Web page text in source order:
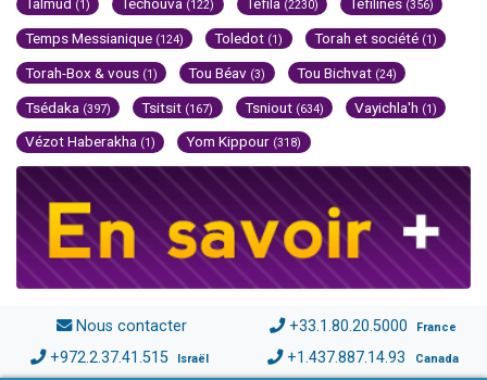
(1) (122) (2230) (356)
Temps Messianique (124) Toledot (1) Torah et société (1)
Torah-Box & vous (1) Tou Béav (3) Tou Bichvat (24)
Tsédaka (397) Tsitsit (167) Tsniout (634) Vayichla'h (1)
Vézot Haberakha (1) Yom Kippour (318)
Nous contacter +33.1.80.20.5000 France
+972.2.37.41.515 Israël +1.437.887.14.93 Canada